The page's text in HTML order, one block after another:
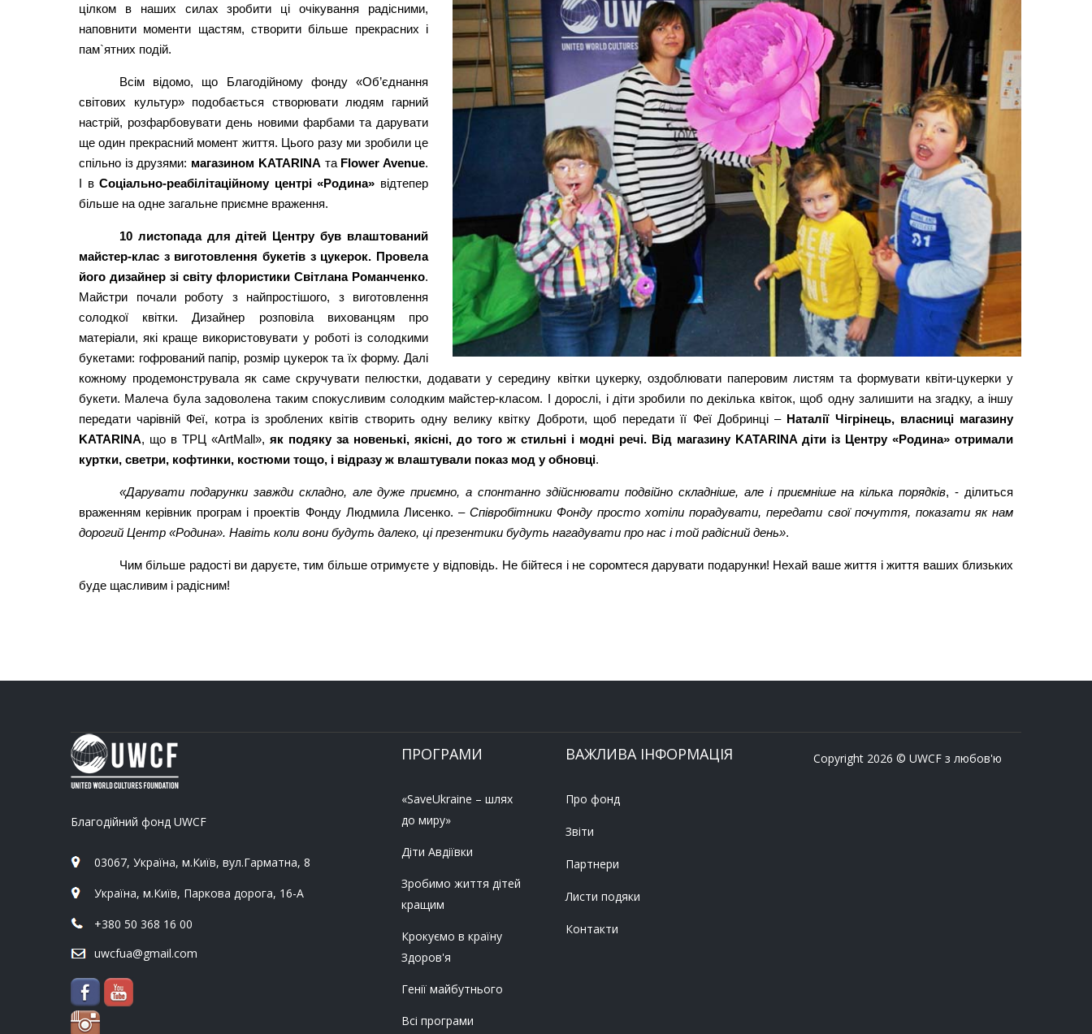
цілком в наших силах зробити ці очікування радісними,
наповнити моменти щастям, створити більше прекрасних і
пам`ятних подій.
Всім відомо, що Благодійному фонду «Об’єднання
світових культур» подобається створювати людям гарний
настрій, розфарбовувати день новими фарбами та дарувати
ще один прекрасний момент життя. Цього разу ми зробили це
спільно із друзями: магазином KATARINA та Flower Avenue.
І вСоціально-реабілітаційному центрі «Родина» відтепер
більше на одне загальне приємне враження.
10 листопада для дітей Центру був влаштований
майстер-клас з виготовлення букетів з цукерок. Провела
його дизайнер зі світу флористики Світлана Романченко.
Майстри почали роботу з найпростішого, з виготовлення
солодкої квітки. Дизайнер розповіла вихованцям про
матеріали, які краще використовувати у роботі із солодкими
букетами: гофрований папір, розмір цукерок та їх форму. Далі
кожному продемонструвала як саме скручувати пелюстки, додавати у середину квітки цукерку, оздоблювати паперовим листям та формувати квіти-цукерки у
букети. Малеча була задоволена таким спокусливим солодким майстер-класом. І дорослі, і діти зробили по декілька квіток, щоб одну залишити на згадку, а іншу
передати чарівній Феї, котра із зроблених квітів створить одну велику квітку Доброти, щоб передати її Феї Добринці – Наталії Чігрінець, власниці магазину
KATARINA, що в ТРЦ «ArtMall», як подяку за новенькі, якісні, до того ж стильні і модні речі. Від магазину KATARINA діти із Центру «Родина» отримали
куртки, светри, кофтинки, костюми тощо, і відразу ж влаштували показ мод у обновці.
«Дарувати подарунки завжди складно, але дуже приємно, а спонтанно здійснювати подвійно складніше, але і приємніше на кілька порядків, - ділиться
враженням керівник програм і проектів Фонду Людмила Лисенко. – Співробітники Фонду просто хотіли порадувати, передати свої почуття, показати як нам
дорогий Центр «Родина». Навіть коли вони будуть далеко, ці презентики будуть нагадувати про нас і той радісний день».
Чим більше радості ви даруєте, тим більше отримуєте у відповідь. Не бійтеся і не соромтеся дарувати подарунки! Нехай ваше життя і життя ваших близьких
буде щасливим і радісним!
Благодійний фонд UWCF
03067, Україна, м.Київ, вул.Гарматна, 8
Україна, м.Київ, Паркова дорога, 16-А
+380 50 368 16 00
uwcfua@gmail.com
ПРОГРАМИ
«SaveUkraine – шлях
до миру»
Діти Авдіївки
Зробимо життя дітей
кращим
Крокуємо в країну
Здоров'я
Генії майбутнього
Всі програми
ВАЖЛИВА ІНФОРМАЦІЯ
Про фонд
Звіти
Партнери
Листи подяки
Контакти
Copyright 2026 © UWCF з любов'ю